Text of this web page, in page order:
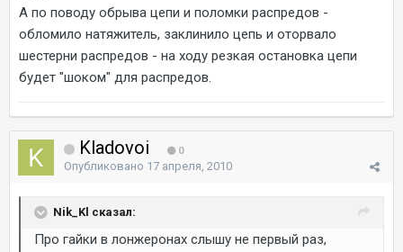
А по поводу обрыва цепи и поломки распредов -
обломило натяжитель, заклинило цепь и оторвало
шестерни распредов - на ходу резкая остановка цепи
будет "шоком" для распредов.
Kladovoi 0
Опубликовано 17 апреля, 2010
Nik_Kl сказал:
Про гайки в лонжеронах слышу не первый раз,